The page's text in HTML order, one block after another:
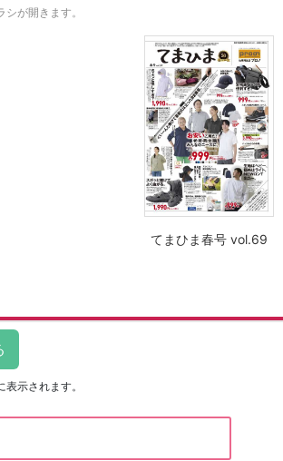
が開きます。
てまひま春号 vol.69
表示されます。